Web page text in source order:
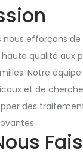
nous efforçons
haute qualité aux
Notre
et de
des